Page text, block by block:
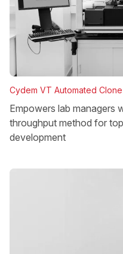
Cydem VT Automated
Empowers lab managers
throughput method for
development